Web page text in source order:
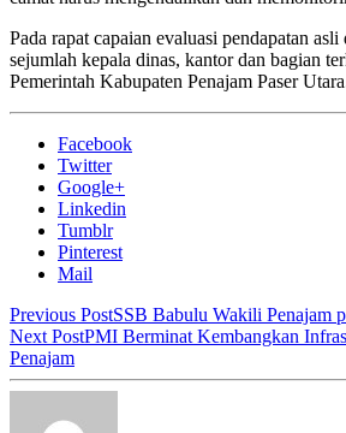
Pada rapat capaian evaluasi pendapatan
sejumlah kepala dinas, kantor dan bagian
Pemerintah Kabupaten Penajam Paser
Facebook
Twitter
Google+
Linkedin
Tumblr
Pinterest
Mail
Previous PostSSB Babulu Wakili Penajam
Next PostPMI Berminat Kembangkan
Penajam